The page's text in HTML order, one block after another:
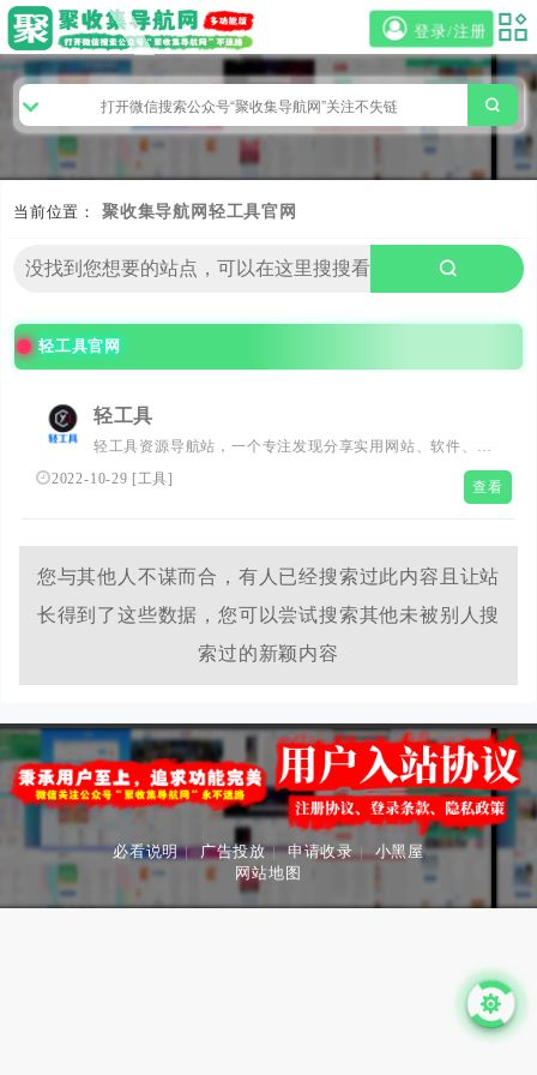
登录/注册
当前位置： 聚收集导航网 轻工具官网
轻工具官网
轻工具
轻工具资源导航站，一个专注发现分享实用网站、软件、技
术教程的站点
2022-10-29 [工具] 查看
您与其他人不谋而合，有人已经搜索过此内容且让站
长得到了这些数据，您可以尝试搜索其他未被别人搜
索过的新颖内容
必看说明 | 广告投放 | 申请收录 | 小黑屋
网站地图